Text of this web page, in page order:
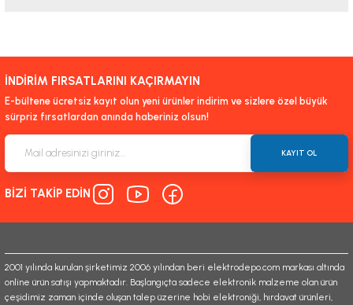
yetersiz gördüğünüz noktaları öneri formunu kullanarak tarafımıza
iletebilirsiniz.
Görüş ve önerileriniz için teşekkür ederiz.
Ürün açıklamasında eksik bilgiler bulunuyor.
Ürün bilgilerinde hatalar bulunuyor.
Ürün fiyatı diğer sitelerden daha pahalı.
İNDİRİM FIRSATLARINI KAÇIRMAYIN
E-bültene ücretsiz kayıt olun yeni ürünler indirim ve sizlere özel büyük
sürpriz fırsatlardan anında haberiniz olsun!
KAYIT OL
BİZİ TAKİP EDİN
2001 yılında kurulan şirketimiz 2006 yılından beri elektrodepo.com markası altında
online ürün satışı yapmaktadır. Başlangıçta sadece elektronik malzeme olan ürün
çeşidimiz zaman içinde oluşan talep üzerine hobi elektroniği, hırdavat ürünleri,